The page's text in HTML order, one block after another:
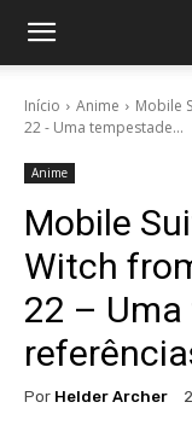
Início Anime
Mobile
22 - Uma tempestade...
Anime
Mobile
Witch
22 –
Por Helder Archer